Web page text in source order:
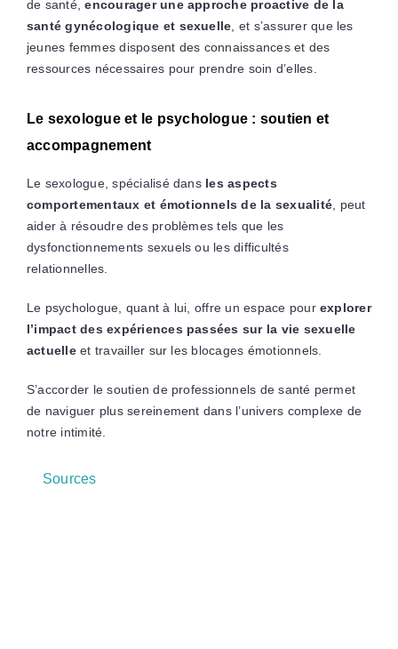
de santé,encourager une approche proactive de la
santé gynécologique et sexuelle , et s’assurer que les
jeunes femmes disposent des connaissances et des
ressources nécessaires pour prendre soin d’elles.
Le sexologue et le psychologue : soutien et
accompagnement
Le sexologue, spécialisé dans les aspects
comportementaux et émotionnels de la sexualité , peut
aider à résoudre des problèmes tels que les
dysfonctionnements sexuels ou les difficultés
relationnelles.
Le psychologue, quant à lui, offre un espace pour explorer
l’impact des expériences passées sur la vie sexuelle
actuelleet travailler sur les blocages émotionnels.
S’accorder le soutien de professionnels de santé permet
de naviguer plus sereinement dans l’univers complexe de
notre intimité.
Sources